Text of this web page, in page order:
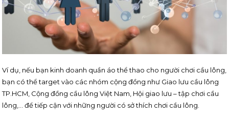
Ví dụ, nếu bạn kinh doanh quần áo thể thao cho người chơi cầu lông,
bạn có thể target vào các nhóm cộng đồng như Giao lưu cầu lông
TP.HCM, Cộng đồng cầu lông Việt Nam, Hội giao lưu – tập chơi cầu
lông,… để tiếp cận với những người có sở thích chơi cầu lông.